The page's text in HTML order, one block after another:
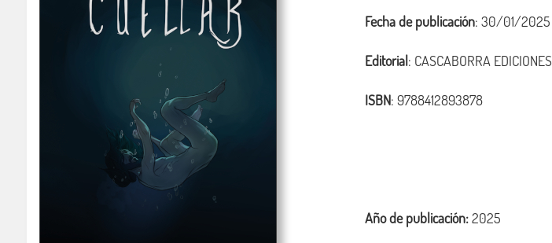
Fecha de publicación: 30/01/2025
Editorial: CASCABORRA EDICIONES
ISBN: 9788412893878
Año de publicación:2025